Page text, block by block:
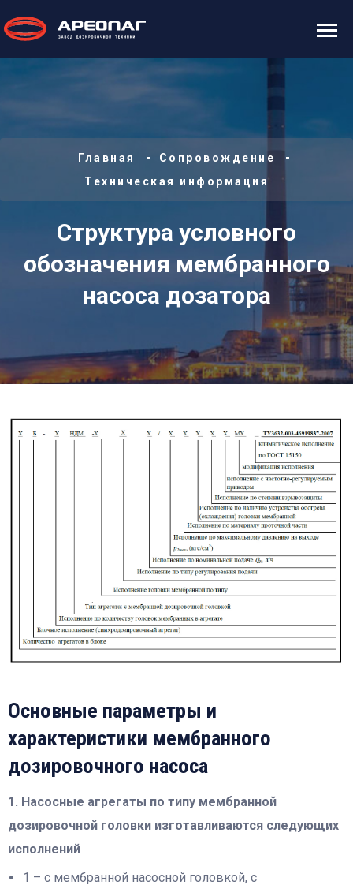
Главная
Сопровождение
Техническая информация
Структура условного
обозначения мембранного
насоса дозатора
Основные параметры и
характеристики мембранного
дозировочного насоса
1. Насосные агрегаты по типу мембранной
дозировочной головки изготавливаются следующих
исполнений
1 – с мембранной насосной головкой, с